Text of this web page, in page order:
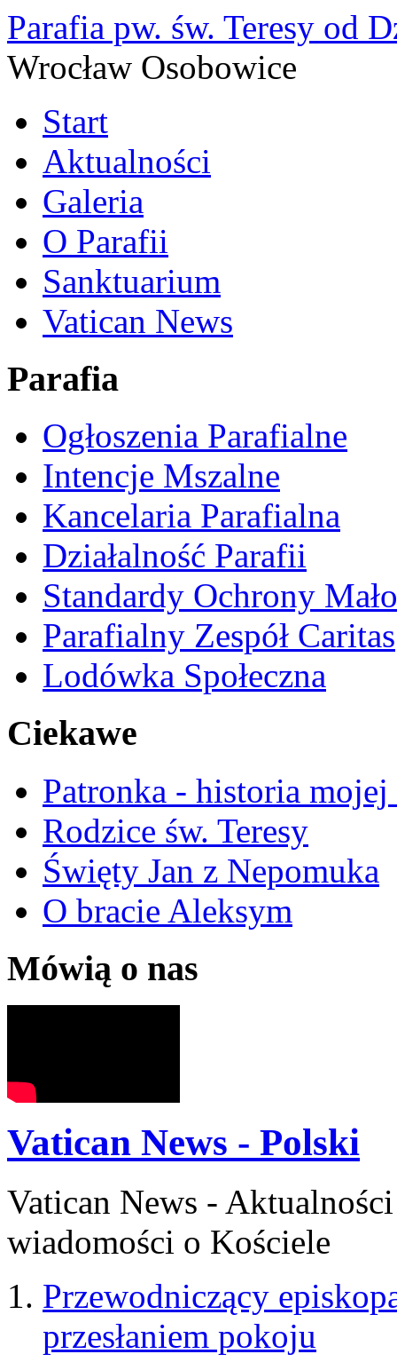
Parafia pw. św. Teresy od
Wrocław Osobowice
Start
Aktualności
Galeria
O Parafii
Sanktuarium
Vatican News
Parafia
Ogłoszenia Parafialne
Intencje Mszalne
Kancelaria Parafialna
Działalność Parafii
Standardy Ochrony
Parafialny Zespół Caritas
Lodówka Społeczna
Ciekawe
Patronka - historia mojej
Rodzice św. Teresy
Święty Jan z Nepomuka
O bracie Aleksym
Mówią o nas
Vatican News - Polski
Vatican News -
wiadomości o Kościele
Przewodniczący
przesłaniem pokoju